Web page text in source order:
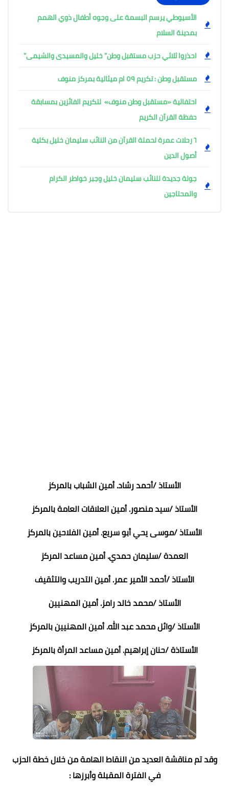
الأسيوطي يرسم البسمة على وجوه أطفال ذوي الهمم
بمدينة السلام
احذروا ثلاثي حزب مستقبل وطن" خليل والمسيدى والشيمى"
مستقبل وطن : تكريم ٥٩ ام ميثالية بمركز منوف
احتفالية «مستقبل وطن منوف» لتكريم الفائزين بمسابقة
حفظة القرآن الكريم
٦ رحلات عمرة لحملة القرآن من النائب سليمان خليل بكلية
أصول الدين
جولة جديدة للنائب سليمان خليل وجبر خواطر الكرام
والمحتاجين
الأستاذ /أحمد رشاد. أمين الشباب بالمركز
الأستاذ /سيد منصور. أمين العلاقات العامة بالمركز
الأستاذ /موسى يحي أبو سريع. أمين الفلاحين بالمركز
العمدة /سليمان حمدي. أمين مساعد المركز
الأستاذ /أحمد الأمير عمر. أمين التدريب والتثقيف
الأستاذ /محمد خالد رامز. أمين المهنيين
الأستاذ /وائل محمد عبد الله. أمين المهنيين بالمركز
الأستاذة /حنان إبراهيم. أمين مساعد المرأة بالمركز
وقد تم مناقشة العديد من النقاط الهامة من خلال خطة الحزب
في الفترة المقبلة وأبرزها :